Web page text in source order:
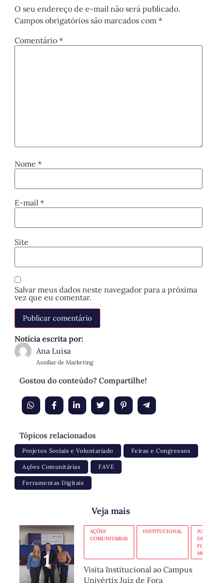
O seu endereço de e-mail não será publicado.
Campos obrigatórios são marcados com *
Comentário *
Nome *
E-mail *
Site
Salvar meus dados neste navegador para a próxima
vez que eu comentar.
Notícia escrita por:
Ana Luisa
Auxiliar de Marketing
Gostou do conteúdo? Compartilhe!
Tópicos relacionados
Projetos Sociais e Voluntariado Feiras e Congressos
Ações Comunitárias FAVE
Ferramentas Digitais
Veja mais
AÇÕES
COMUNITÁRIAS
INSTITUCIONAL
JUIZ
DE
FORA-
MG
Visita Institucional ao Campus
Univértix Juiz de Fora